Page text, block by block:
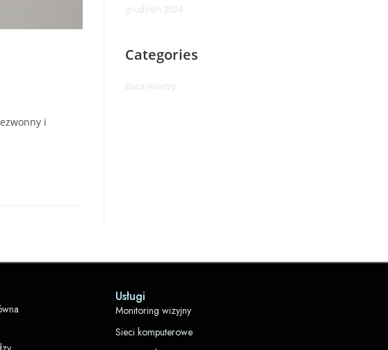
i
grudzień 2024
Categories
Baza Wiedzy
Usługi
Monitoring wizyjny
Sieci komputerowe